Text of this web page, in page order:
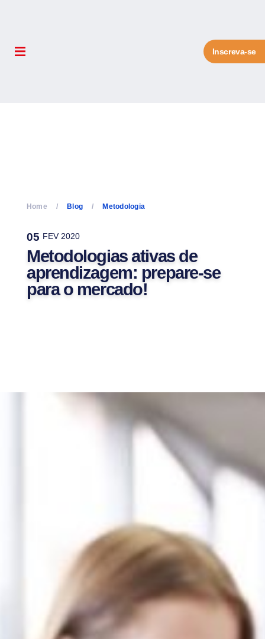
Inscreva-se
Home Blog Metodologia
05 FEV 2020
Metodologias ativas de
aprendizagem: prepare-se
para o mercado!